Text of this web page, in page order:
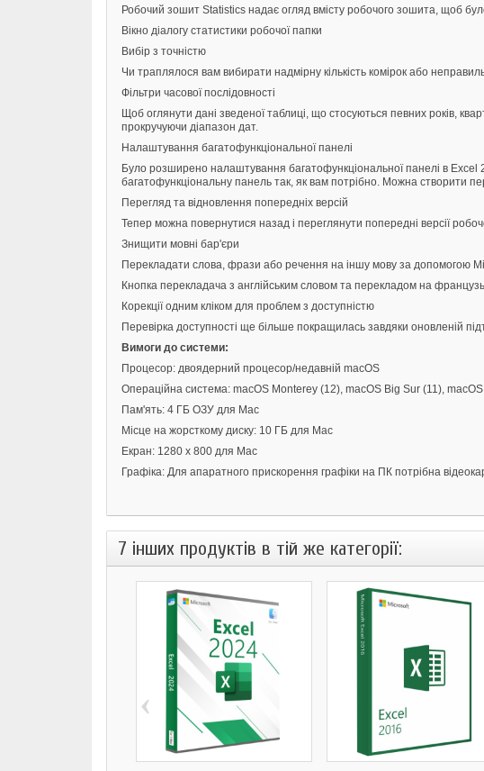
Робочий зошит Statistics надає огляд вмісту робочого зошита, щоб
Вікно діалогу статистики робочої папки
Вибір з точністю
Чи траплялося вам вибирати надмірну кількість комірок або
Фільтри часової послідовності
Щоб оглянути дані зведеної таблиці, що стосуються певних років,
прокручуючи діапазон дат.
Налаштування багатофункціональної панелі
Було розширено налаштування багатофункціональної панелі в
багатофункціональну панель так, як вам потрібно. Можна створити
Перегляд та відновлення попередніх версій
Тепер можна повернутися назад і переглянути попередні версії
Знищити мовні бар'єри
Перекладати слова, фрази або речення на іншу мову за допомогою
Кнопка перекладача з англійським словом та перекладом на
Корекції одним кліком для проблем з доступністю
Перевірка доступності ще більше покращилась завдяки оновленій
Вимоги до системи:
Процесор: двоядерний процесор/недавній macOS
Операційна система: macOS Monterey (12), macOS Big Sur (11),
Пам'ять: 4 ГБ ОЗУ для Mac
Місце на жорсткому диску: 10 ГБ для Mac
Екран: 1280 x 800 для Mac
Графіка: Для апаратного прискорення графіки на ПК потрібна
7 інших продуктів в тій же категорії:
‹